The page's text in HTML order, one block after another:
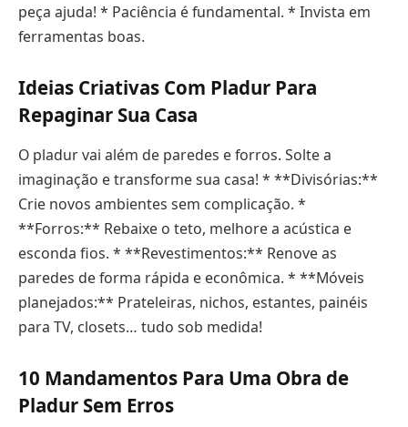
peça ajuda! * Paciência é fundamental. * Invista em
ferramentas boas.
Ideias Criativas Com Pladur Para
Repaginar Sua Casa
O pladur vai além de paredes e forros. Solte a
imaginação e transforme sua casa! * **Divisórias:**
Crie novos ambientes sem complicação. *
**Forros:** Rebaixe o teto, melhore a acústica e
esconda fios. * **Revestimentos:** Renove as
paredes de forma rápida e econômica. * **Móveis
planejados:** Prateleiras, nichos, estantes, painéis
para TV, closets… tudo sob medida!
10 Mandamentos Para Uma Obra de
Pladur Sem Erros